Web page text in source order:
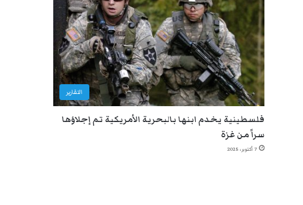
التقارير
فلسطينية يخدم ابنها بالبحرية الأمريكية تم إجلاؤها
سراً من غزة
7 أكتوبر، 2025